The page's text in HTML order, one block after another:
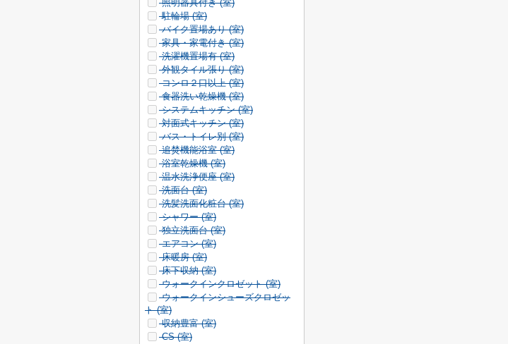
照明器具付き (室)
駐輪場 (室)
バイク置場あり (室)
家具・家電付き (室)
洗濯機置場有 (室)
外観タイル張り (室)
コンロ２口以上 (室)
食器洗い乾燥機 (室)
システムキッチン (室)
対面式キッチン (室)
バス・トイレ別 (室)
追焚機能浴室 (室)
浴室乾燥機 (室)
温水洗浄便座 (室)
洗面台 (室)
洗髪洗面化粧台 (室)
シャワー (室)
独立洗面台 (室)
エアコン (室)
床暖房 (室)
床下収納 (室)
ウォークインクロゼット (室)
ウォークインシューズクロゼッ
ト (室)
収納豊富 (室)
CS (室)